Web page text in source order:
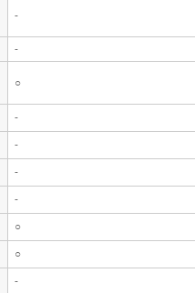
-
-
○
-
-
-
-
○
○
-